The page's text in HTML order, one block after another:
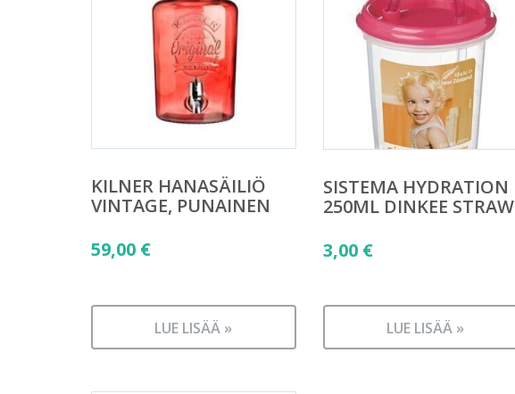
KILNER HANASÄILIÖ
VINTAGE, PUNAINEN
59,00 €
LUE LISÄÄ »
SISTEMA HYDRATION
250ML DINKEE STRAW
3,00 €
LUE LISÄÄ »